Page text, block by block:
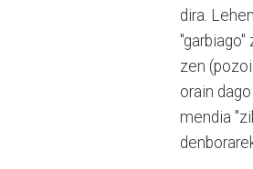
dira.
zen
orain
mendia